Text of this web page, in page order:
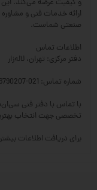
و کیفیت عرضه می‌کند. این
ارائه خدمات فنی و
صنعتی شماست.
اطلاعات تماس
دفتر مرکزی: تهران، لاله‌زار
شماره تماس: 021-26790207
تخصصی جهت انتخاب
برای دریافت اطلاعات